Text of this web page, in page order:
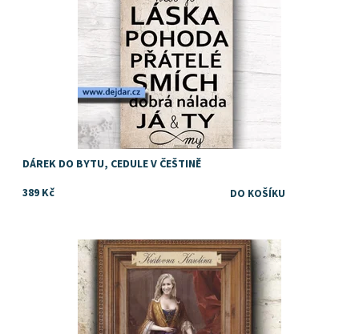
DÁREK DO BYTU, CEDULE V ČEŠTINĚ
389 Kč
Dostupnost: Skladem